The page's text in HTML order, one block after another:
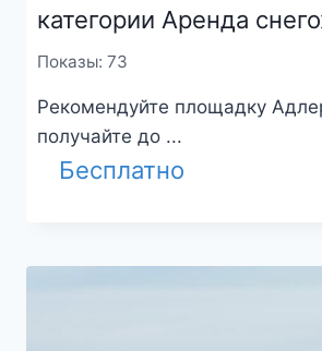
категории Аренда
Показы: 73
Рекомендуйте площадку
получайте до ...
Бесплатно